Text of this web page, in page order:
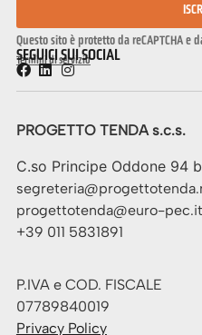
Questo sito è protetto da reCAPTCHA e
Termini di servizio
SEGUICI SUI SOCIAL
PROGETTO TENDA s.c.s.
C.so Principe Oddone 94
progettotenda@euro-pec.it
+39 011 5831891
P.IVA e COD. FISCALE
07789840019
Privacy Policy